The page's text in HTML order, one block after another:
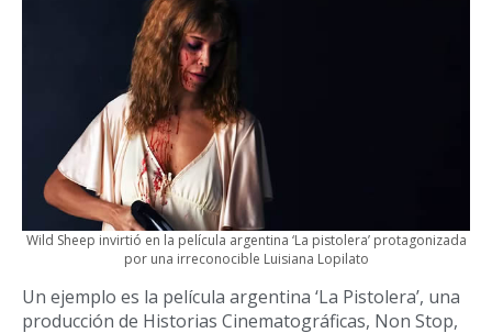
Wild Sheep invirtió en la película argentina ‘La pistolera’ protagonizada
por una irreconocible Luisiana Lopilato
Un ejemplo es la película argentina ‘La Pistolera’, una
producción de Historias Cinematográficas, Non Stop,